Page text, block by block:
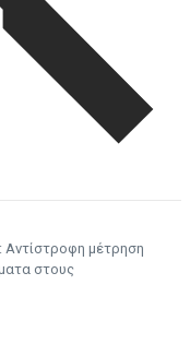
Αντίστροφη μέτρηση
στους